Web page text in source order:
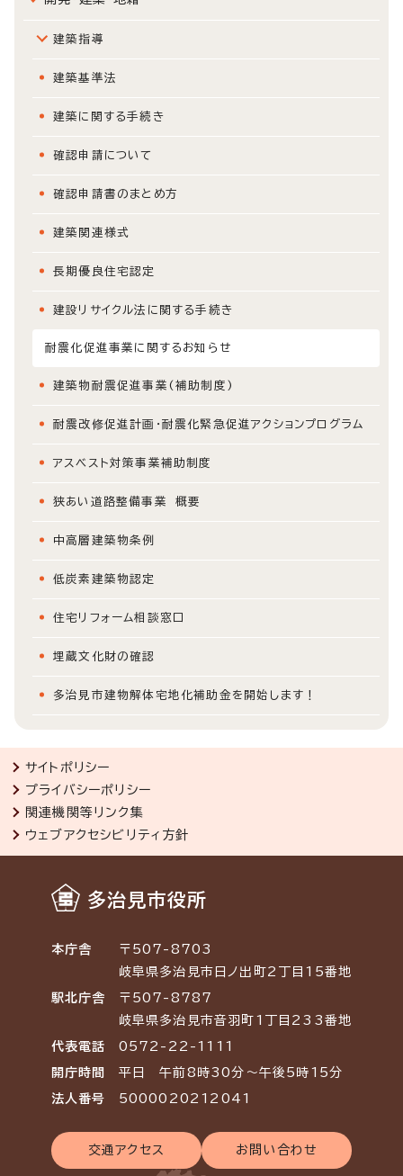
建築指導
建築基準法
建築に関する手続き
確認申請について
確認申請書のまとめ方
建築関連様式
長期優良住宅認定
建設リサイクル法に関する手続き
耐震化促進事業に関するお知らせ
建築物耐震促進事業(補助制度)
耐震改修促進計画・耐震化緊急促進アクションプログラム
アスベスト対策事業補助制度
狭あい道路整備事業 概要
中高層建築物条例
低炭素建築物認定
住宅リフォーム相談窓口
埋蔵文化財の確認
多治見市建物解体宅地化補助金を開始します！
サイトポリシー
プライバシーポリシー
関連機関等リンク集
ウェブアクセシビリティ方針
多治見市役所
本庁舎
〒507-8703
岐阜県多治見市日ノ出町2丁目15番地
駅北庁舎
〒507-8787
岐阜県多治見市音羽町1丁目233番地
代表電話 0572-22-1111
開庁時間 平日 午前8時30分～午後5時15分
法人番号 5000020212041
交通アクセス お問い合わせ